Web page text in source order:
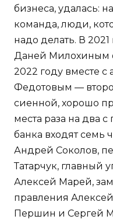
бизнеса, удалась:
команда, люди,
надо делать. В
Даней Милохиным
2022 году вместе
Федотовым —
сиенной, хорошо
места раза на два
банка входят семь
Андрей Соколов,
Татарчук, главный
Алексей Марей,
правления
Першин и Сергей